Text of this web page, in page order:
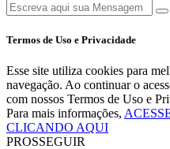
Termos de Uso e Privacidade
Esse site utiliza cookies para
navegação. Ao continuar o
com nossos Termos de Uso e
Para mais informações,
CLICANDO AQUI
PROSSEGUIR